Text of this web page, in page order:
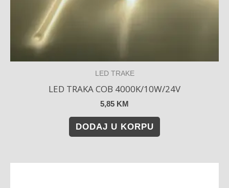
LED TRAKE
LED TRAKA COB 4000K/10W/24V
5,85 KM
DODAJ U KORPU